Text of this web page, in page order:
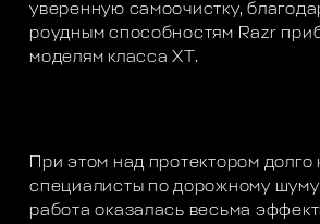
уверенную самоочистку,
роудным способностям Razr
моделям класса ХТ.
При этом над протектором долго
специалисты по дорожному
работа оказалась весьма